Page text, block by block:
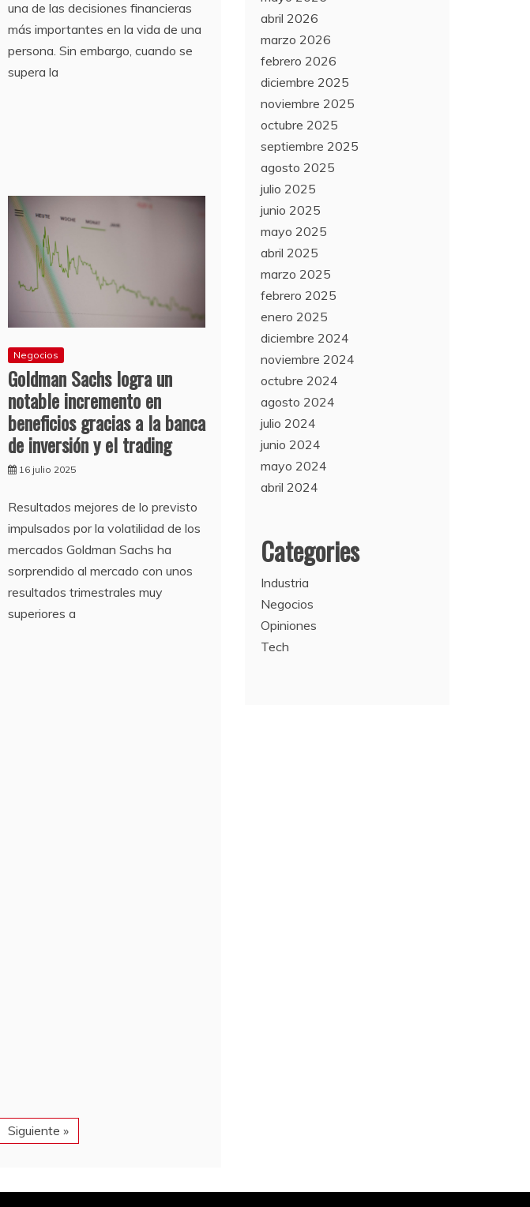
una de las decisiones financieras
más importantes en la vida de una
persona. Sin embargo, cuando se
supera la
Negocios
Goldman Sachs logra un
notable incremento en
beneficios gracias a la banca
de inversión y el trading
16 julio 2025
Resultados mejores de lo previsto
impulsados por la volatilidad de los
mercados Goldman Sachs ha
sorprendido al mercado con unos
resultados trimestrales muy
superiores a
Siguiente »
abril 2026
marzo 2026
febrero 2026
diciembre 2025
noviembre 2025
octubre 2025
septiembre 2025
agosto 2025
julio 2025
junio 2025
mayo 2025
abril 2025
marzo 2025
febrero 2025
enero 2025
diciembre 2024
noviembre 2024
octubre 2024
agosto 2024
julio 2024
junio 2024
mayo 2024
abril 2024
Categories
Industria
Negocios
Opiniones
Tech